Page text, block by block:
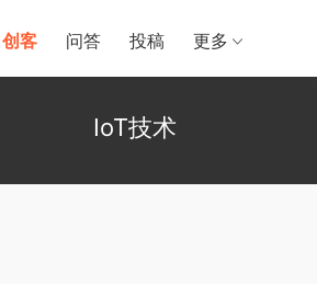
创客 问答 投稿 更多
IoT技术